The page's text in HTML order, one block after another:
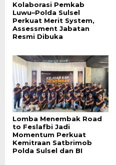
Kolaborasi Pemkab
Luwu–Polda Sulsel
Perkuat Merit System,
Assessment Jabatan
Resmi Dibuka
Lomba Menembak Road
to Feslafbi Jadi
Momentum Perkuat
Kemitraan Satbrimob
Polda Sulsel dan BI